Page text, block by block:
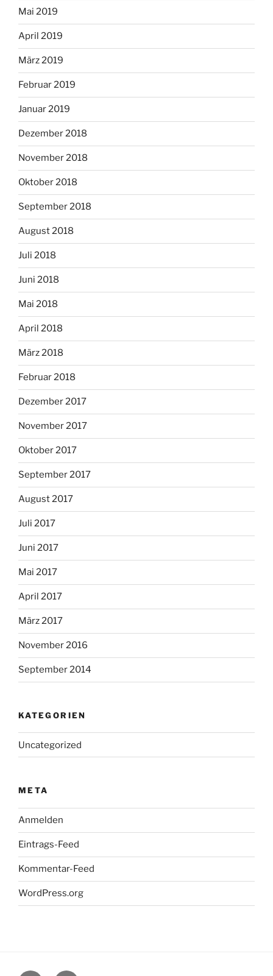
Mai 2019
April 2019
März 2019
Februar 2019
Januar 2019
Dezember 2018
November 2018
Oktober 2018
September 2018
August 2018
Juli 2018
Juni 2018
Mai 2018
April 2018
März 2018
Februar 2018
Dezember 2017
November 2017
Oktober 2017
September 2017
August 2017
Juli 2017
Juni 2017
Mai 2017
April 2017
März 2017
November 2016
September 2014
KATEGORIEN
Uncategorized
META
Anmelden
Eintrags-Feed
Kommentar-Feed
WordPress.org